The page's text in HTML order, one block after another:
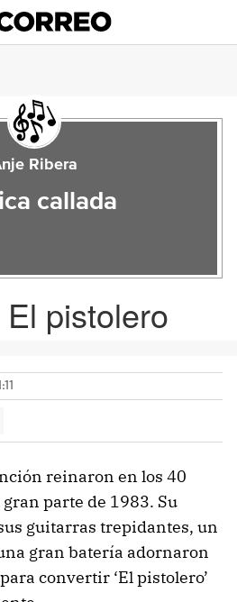
Ribera
callada
pistolero
reinaron en los 40
parte de 1983. Su
guitarras trepidantes, un
gran batería adornaron
convertir ‘El pistolero’